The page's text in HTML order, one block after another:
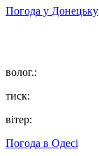
Погода у Донецьку
волог.:
тиск:
вітер:
Погода в Одесі